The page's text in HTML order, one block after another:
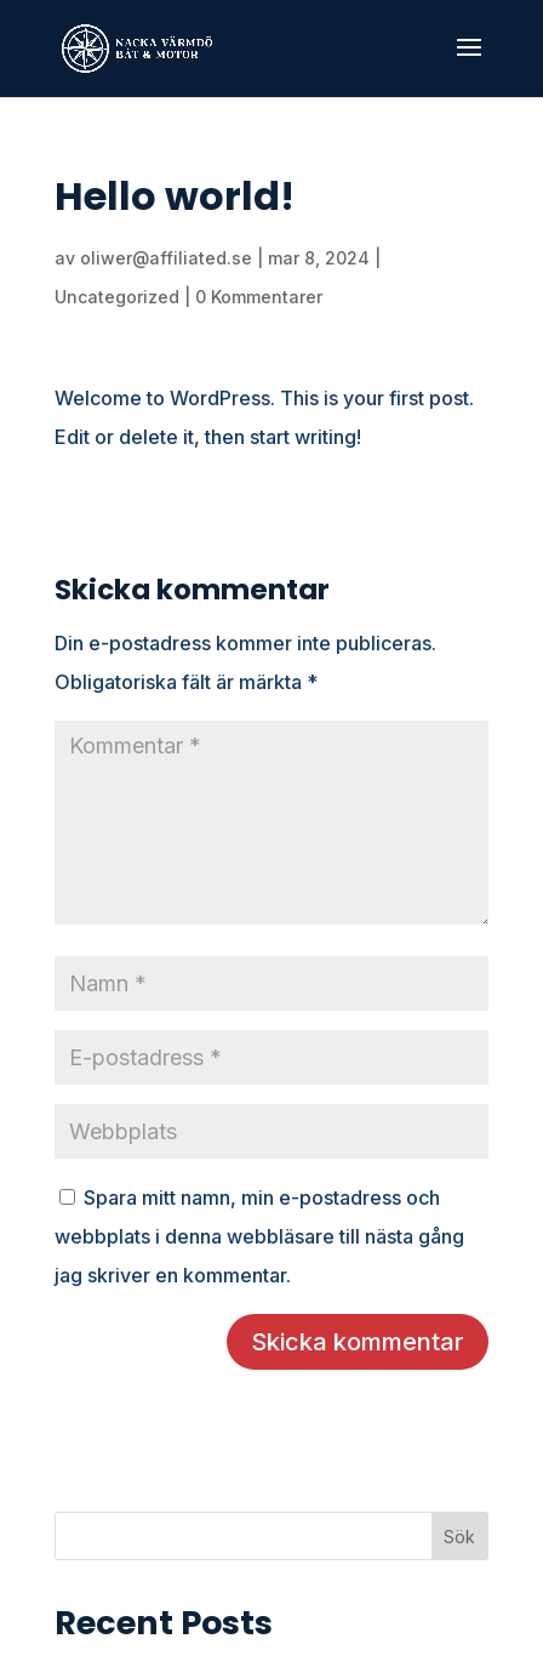
Hello world!
av oliwer@affiliated.se mar 8, 2024
Uncategorized
0 Kommentarer
Welcome to WordPress. This is your first post.
Edit or delete it, then start writing!
Skicka kommentar
Din e-postadress kommer inte publiceras.
Obligatoriska fält är märkta *
Spara mitt namn, min e-postadress och
webbplats i denna webbläsare till nästa gång
jag skriver en kommentar.
Sök
Recent Posts